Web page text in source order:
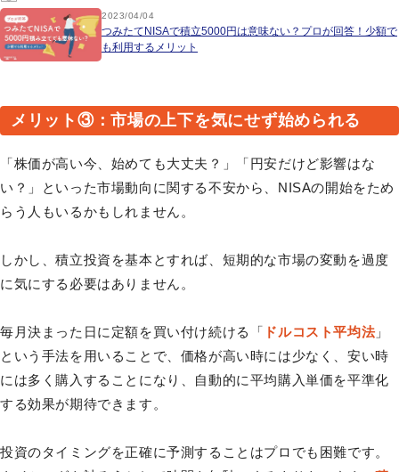
2023/04/04
つみたてNISAで積立5000円は意味ない？プロが回答！少額で
も利用するメリット
メリット③：市場の上下を気にせず始められる
「株価が高い今、始めても大丈夫？」「円安だけど影響はな
い？」といった市場動向に関する不安から、NISAの開始をため
らう人もいるかもしれません。
しかし、積立投資を基本とすれば、短期的な市場の変動を過度
に気にする必要はありません。
毎月決まった日に定額を買い付け続ける「 ドルコスト平均法」
という手法を用いることで、価格が高い時には少なく、安い時
には多く購入することになり、自動的に平均購入単価を平準化
する効果が期待できます。
投資のタイミングを正確に予測することはプロでも困難です。